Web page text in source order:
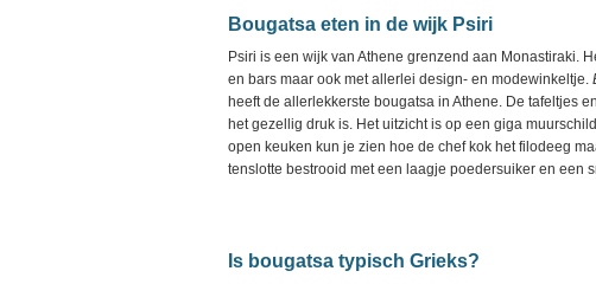
Bougatsa eten in de wijk Psiri
Psiri is een wijk van Athene grenzend aan Monastiraki.
en bars maar ook met allerlei design- en modewinkeltje.
heeft de allerlekkerste bougatsa in Athene. De tafeltjes
het gezellig druk is. Het uitzicht is op een giga
open keuken kun je zien hoe de chef kok het filodeeg
tenslotte bestrooid met een laagje poedersuiker en een
Is bougatsa typisch Grieks?